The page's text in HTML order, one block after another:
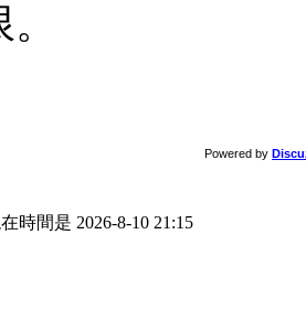
Powered by
時間是 2026-8-10 21:15